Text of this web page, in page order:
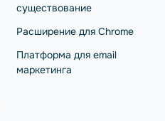
существование
Расширение для Chrome
Платформа для email
маркетинга